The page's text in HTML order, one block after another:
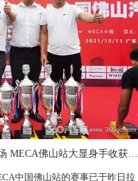
交叉火力和雅之峰携手纵横赛场 MECA佛山站大显身手收获满满
中国佛山站的赛事已于昨日拉